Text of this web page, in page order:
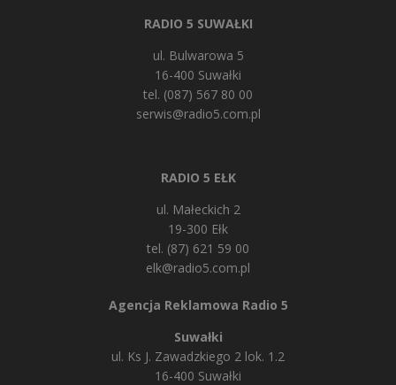
RADIO 5 SUWAŁKI
ul. Bulwarowa 5
16-400 Suwałki
tel. (087) 567 80 00
serwis@radio5.com.pl
RADIO 5 EŁK
ul. Małeckich 2
19-300 Ełk
tel. (87) 621 59 00
elk@radio5.com.pl
Agencja Reklamowa Radio 5
Suwałki
ul. Ks J. Zawadzkiego 2 lok. 1.2
16-400 Suwałki